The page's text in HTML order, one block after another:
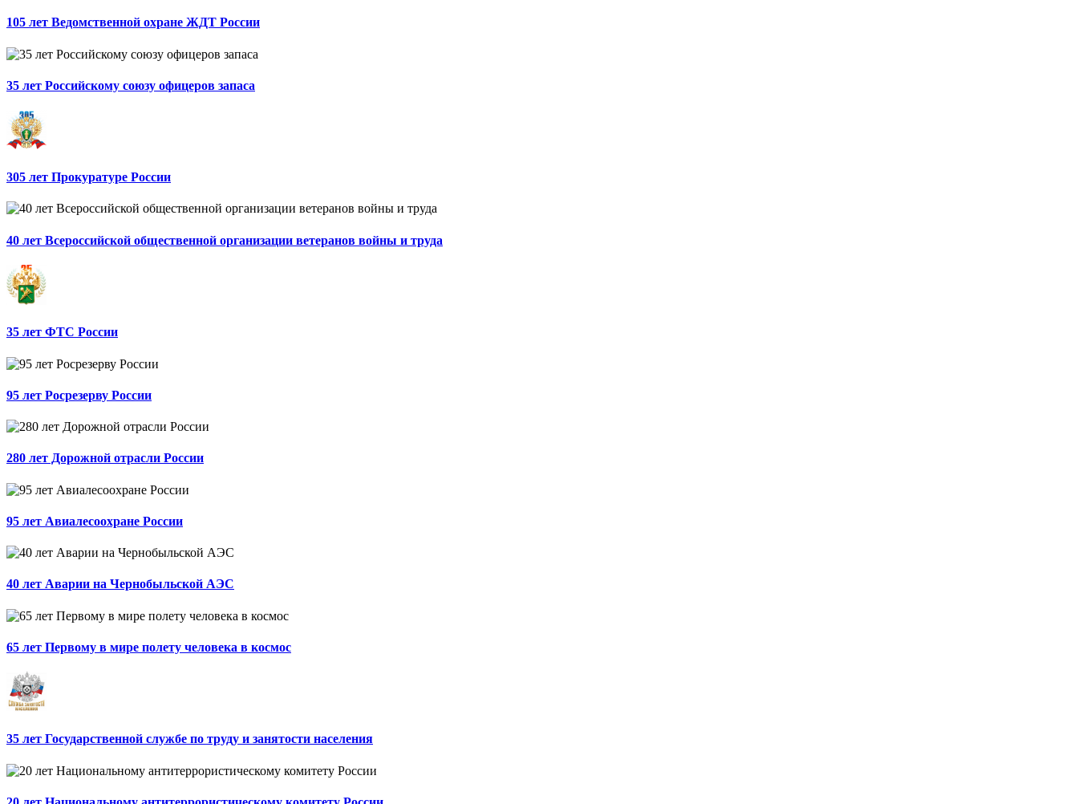
105 лет Ведомственной охране ЖДТ России
35 лет Российскому союзу офицеров запаса
305 лет Прокуратуре России
40 лет Всероссийской общественной организации ветеранов войны и труда
35 лет ФТС России
95 лет Росрезерву России
280 лет Дорожной отрасли России
95 лет Авиалесоохране России
40 лет Аварии на Чернобыльской АЭС
65 лет Первому в мире полету человека в космос
35 лет Государственной службе по труду и занятости населения